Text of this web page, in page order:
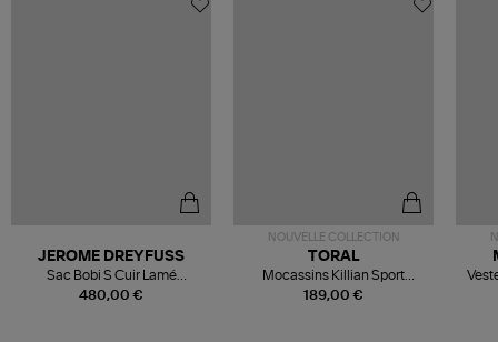
480,00 €
JEROME DREYFUSS
Sac Bobi S Cuir Lamé
Champagne
NOUVELLE COLLECTION
189,00 €
TORAL
Mocassins Killian Sport
Mousse